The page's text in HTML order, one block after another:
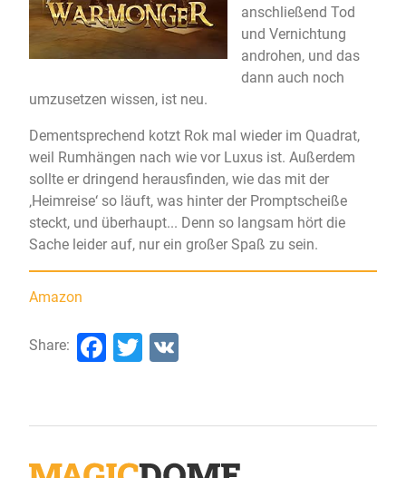
anschließend Tod
und Vernichtung
androhen, und das
dann auch noch
umzusetzen wissen, ist neu.
Dementsprechend kotzt Rok mal wieder im Quadrat,
weil Rumhängen nach wie vor Luxus ist. Außerdem
sollte er dringend herausfinden, wie das mit der
‚Heimreise‘ so läuft, was hinter der Promptscheiße
steckt, und überhaupt... Denn so langsam hört die
Sache leider auf, nur ein großer Spaß zu sein.
Amazon
Share: Facebook
Twitter